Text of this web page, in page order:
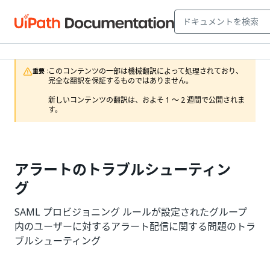
重要 :このコンテンツの一部は機械翻訳によって処理されており、
完全な翻訳を保証するものではありません。
新しいコンテンツの翻訳は、およそ 1 ～ 2 週間で公開されま
す。
アラートのトラブルシューティン
グ
SAML プロビジョニング ルールが設定されたグループ
内のユーザーに対するアラート配信に関する問題のトラ
ブルシューティング